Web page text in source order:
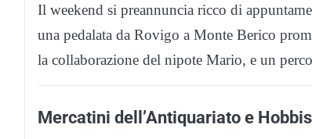
Il weekend si preannuncia ricco di
una pedalata da Rovigo a Monte Berico
la collaborazione del nipote Mario, e un
Mercatini dell’Antiquariato e